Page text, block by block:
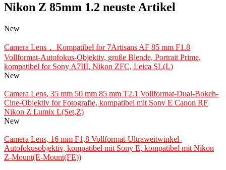
Nikon Z 85mm 1.2 neuste Artikel
New
Camera Lens， Kompatibel for 7Artisans AF 85 mm F1.8
Vollformat-Autofokus-Objektiv, große Blende, Portrait Prime,
kompatibel for Sony A7III, Nikon ZFC, Leica SL(L)
New
Camera Lens, 35 mm 50 mm 85 mm T2.1 Vollformat-Dual-Bokeh-
Cine-Objektiv for Fotografie, kompatibel mit Sony E Canon RF
Nikon Z Lumix L(Set,Z)
New
Camera Lens, 16 mm F1,8 Vollformat-Ultraweitwinkel-
Autofokusobjektiv, kompatibel mit Sony E, kompatibel mit Nikon
Z-Mount(E-Mount(FE))